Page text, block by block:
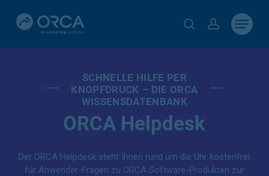
content
searchaccount
Menu
SCHNELLE HILFE PER
KNOPFDRUCK – DIE ORCA
WISSENSDATENBANK
ORCA Helpdesk
Der ORCA Helpdesk steht Ihnen rund um die Uhr kostenfrei
für Anwender-Fragen zu ORCA Software-Produkten zur